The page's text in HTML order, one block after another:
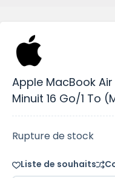
Apple MacBook
Minuit 16 Go/1 To
Rupture de stock
Liste de souhaits